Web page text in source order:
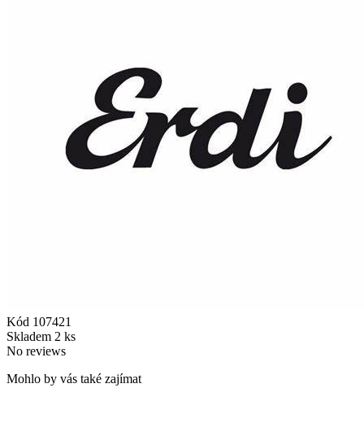
Kód 107421
Skladem 2 ks
No reviews
Mohlo by vás také zajímat